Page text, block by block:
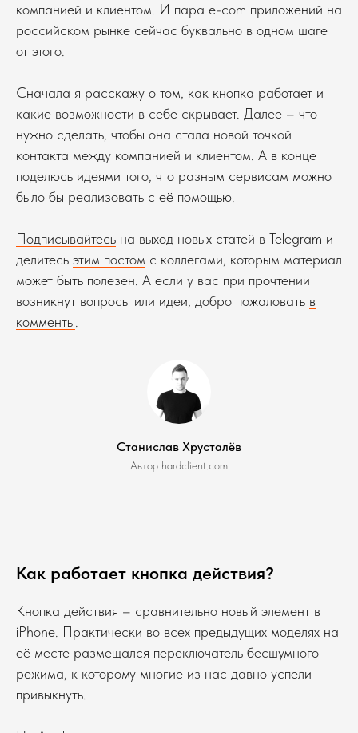
компанией и клиентом. И пара e-com приложений на
российском рынке сейчас буквально в одном шаге
от этого.
Сначала я расскажу о том, как кнопка работает и
какие возможности в себе скрывает. Далее – что
нужно сделать, чтобы она стала новой точкой
контакта между компанией и клиентом. А в конце
поделюсь идеями того, что разным сервисам можно
было бы реализовать с её помощью.
Подписывайтесь на выход новых статей в Telegram и
делитесь этим постом с коллегами, которым материал
может быть полезен. А если у вас при прочтении
возникнут вопросы или идеи, добро пожаловать в
комменты
Станислав Хрусталёв
Автор hardclient.com
Как работает кнопка действия?
Кнопка действия – сравнительно новый элемент в
iPhone. Практически во всех предыдущих моделях на
её месте размещался переключатель бесшумного
режима, к которому многие из нас давно успели
привыкнуть.